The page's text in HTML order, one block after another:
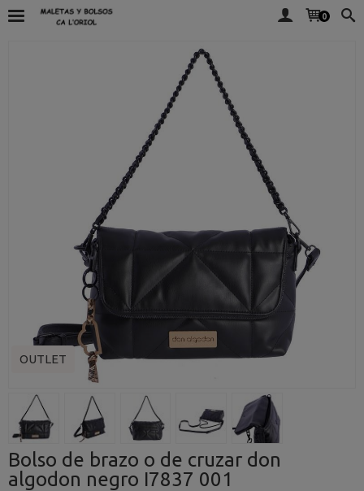
0
OUTLET
Bolso de brazo o de cruzar don
algodon negro I7837 001